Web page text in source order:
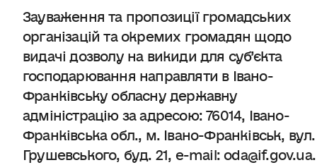
Зауваження та пропозиції̈ громадських
організацій та окремих громадян щодо
видачі дозволу на викиди для суб’єкта
господарювання направляти в Івано-
Франківську обласну державну
адміністрацію за адресою: 76014, Івано-
Франківська обл., м. Івано-Франківськ, вул.
Грушевського, буд. 21, e-mail: oda@if.gov.ua.